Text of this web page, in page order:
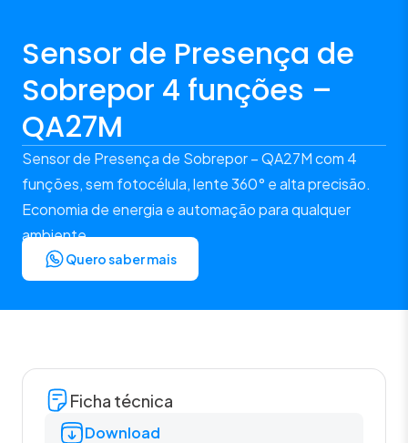
Sensor de Presença de
Sobrepor 4 funções –
QA27M
Sensor de Presença de Sobrepor – QA27M com 4
funções, sem fotocélula, lente 360° e alta precisão.
Economia de energia e automação para qualquer
ambiente.
Quero saber mais
Ficha técnica
Download